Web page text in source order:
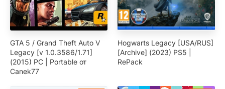
GTA 5 / Grand Theft Auto V
Legacy [v 1.0.3586/1.71]
(2015) PC | Portable от
Canek77
Hogwarts Legacy [USA/RUS]
[Archive] (2023) PS5 |
RePack